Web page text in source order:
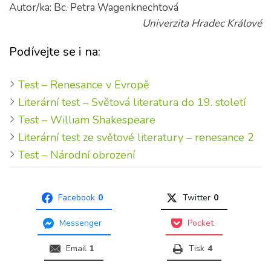
Autor/ka: Bc. Petra Wagenknechtová
Univerzita Hradec Králové
Podívejte se i na:
Test – Renesance v Evropě
Literární test – Světová literatura do 19. století
Test – William Shakespeare
Literární test ze světové literatury – renesance 2
Test – Národní obrození
Facebook 0 Twitter 0
Messenger Pocket
Email 1 Tisk 4